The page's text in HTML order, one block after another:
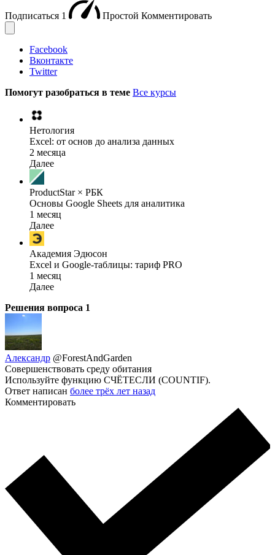
Подписаться 1 Простой Комментировать
Facebook
Вконтакте
Twitter
Помогут разобраться в теме Все курсы
Нетология
Excel: от основ до анализа данных
2 месяца
Далее
ProductStar × РБК
Основы Google Sheets для аналитика
1 месяц
Далее
Академия Эдюсон
Excel и Google-таблицы: тариф PRO
1 месяц
Далее
Решения вопроса 1
Александр @ForestAndGarden
Совершенствовать среду обитания
Используйте функцию СЧЁТЕСЛИ (COUNTIF).
Ответ написан более трёх лет назад
Комментировать